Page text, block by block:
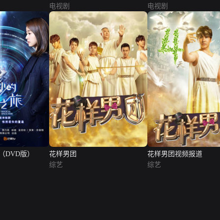
电视剧 电视剧
DVD版）
花样男团
综艺
花样男团视频报道
综艺